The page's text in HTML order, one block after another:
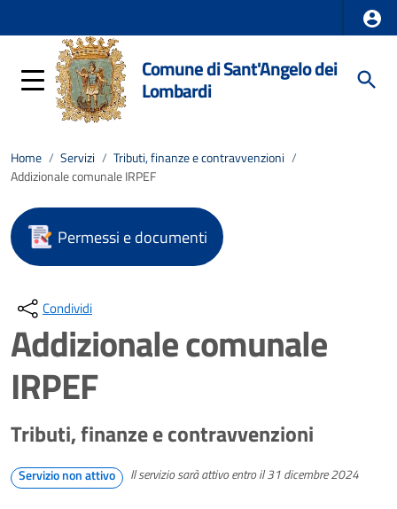
Comune di Sant'Angelo dei
Lombardi
Home / Servizi / Tributi, finanze e contravvenzioni /
Addizionale comunale IRPEF
Permessi e documenti
Condividi
Addizionale comunale
IRPEF
Tributi, finanze e contravvenzioni
Servizio non attivo Il servizio sarà attivo entro il 31 dicembre 2024